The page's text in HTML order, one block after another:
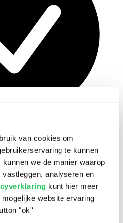
van cookies om
te kunnen
we de manier waarop
analyseren en
kunt hier meer
website ervaring
"ok''